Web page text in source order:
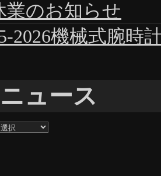
業のお知らせ
2026機械式腕時
ュース